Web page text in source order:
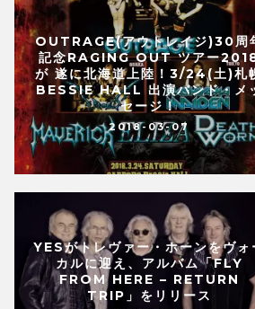
OUTRAGE(アウトレイジ)30周
記念RAGING OUT ツアー
が 遂に北海道上陸！3/24(土)札
BESSIE HALL 出演バンド・メ
セージ！
2018-03-07
YESがトレヴァー・ホーンをヴォ
カルに迎え、アルバム「FLY
FROM HERE – RETURN
TRIP」をリリース